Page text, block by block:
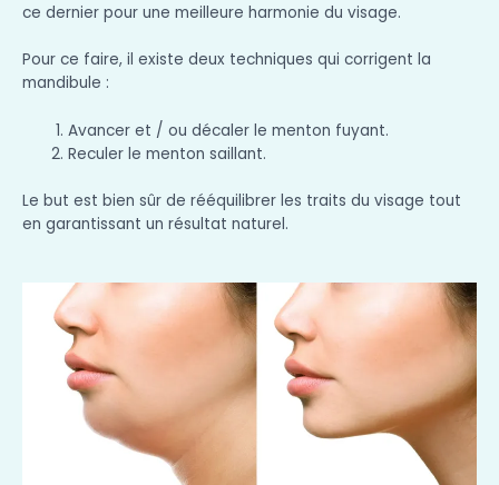
ce dernier pour une meilleure harmonie du visage.
Pour ce faire, il existe deux techniques qui corrigent la
mandibule :
Avancer et / ou décaler le menton fuyant.
Reculer le menton saillant.
Le but est bien sûr de rééquilibrer les traits du visage tout
en garantissant un résultat naturel.